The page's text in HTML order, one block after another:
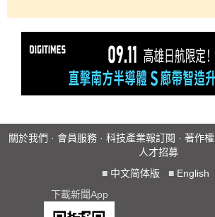
關於我們 · 會員服務 · 科技產業報訂閱 · 著作權
人才招募
■ 中文简体版 ■ English
下載新聞App